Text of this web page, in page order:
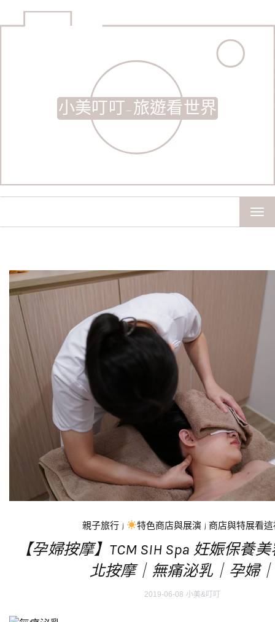
小美叮叮-旅遊看世界
親子旅行| 特色商店與展演 | 商店與特展看
【孕婦按摩】TCM SIH Spa 妊娠保養
北按摩｜無痛泌乳｜孕婦｜
2019-06-08 小美&叮叮